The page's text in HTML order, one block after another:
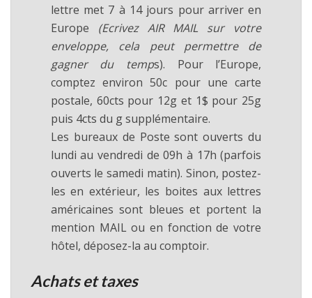
lettre met 7 à 14 jours pour arriver en
Europe (Ecrivez AIR MAIL sur votre
enveloppe, cela peut permettre de
gagner du temps). Pour l’Europe,
comptez environ 50c pour une carte
postale, 60cts pour 12g et 1$ pour 25g
puis 4cts du g supplémentaire.
Les bureaux de Poste sont ouverts du
lundi au vendredi de 09h à 17h (parfois
ouverts le samedi matin). Sinon, postez-
les en extérieur, les boites aux lettres
américaines sont bleues et portent la
mention MAIL ou en fonction de votre
hôtel, déposez-la au comptoir.
Achats et taxes